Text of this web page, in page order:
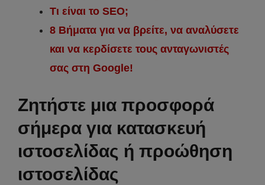
Τι είναι το SEO;
8 Βήματα για να βρείτε, να αναλύσετε
και να κερδίσετε τους ανταγωνιστές
σας στη Google!
Ζητήστε μια προσφορά
σήμερα για κατασκευή
ιστοσελίδας ή προώθηση
ιστοσελίδας